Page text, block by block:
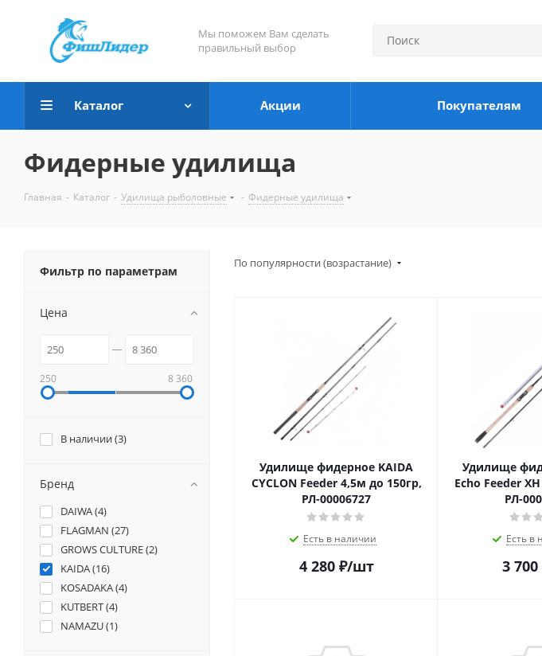
Мы поможем Вам сделать
правильный выбор
Каталог Акции Покупателям
Фидерные удилища
Главная - Каталог - Удилища рыболовные - Фидерные удилища
По популярности (возрастание)
Удилище фидерное KAIDA
CYCLON Feeder 4,5м до 150гр,
РЛ-00006727
Есть в наличии
4 280₽/шт
Удилище
Echo Feeder
РЛ-
Есть в
3 700
Фильтр по параметрам
Цена
250 8 360
В наличии (3)
Бренд
DAIWA (4)
FLAGMAN (27)
GROWS CULTURE (2)
KAIDA (16)
KOSADAKA (4)
KUTBERT (4)
NAMAZU (1)